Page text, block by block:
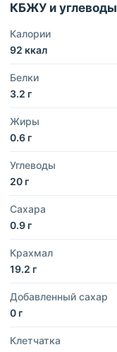
КБЖУ и углеводы
Калории
92 ккал
Белки
3.2 г
Жиры
0.6 г
Углеводы
20 г
Сахара
0.9 г
Крахмал
19.2 г
Добавленный сахар
0 г
Клетчатка